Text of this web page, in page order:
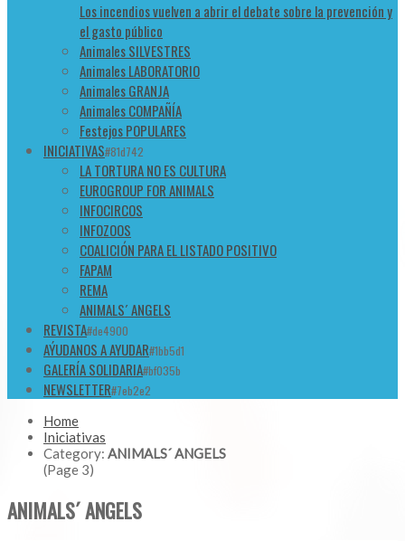
Los incendios vuelven a abrir el debate sobre la prevención y
el gasto público
Animales SILVESTRES
Animales LABORATORIO
Animales GRANJA
Animales COMPAÑÍA
Festejos POPULARES
INICIATIVAS#81d742
LA TORTURA NO ES CULTURA
EUROGROUP FOR ANIMALS
INFOCIRCOS
INFOZOOS
COALICIÓN PARA EL LISTADO POSITIVO
FAPAM
REMA
ANIMALS´ ANGELS
REVISTA#de4900
AÝUDANOS A AYUDAR#1bb5d1
GALERÍA SOLIDARIA#bf035b
NEWSLETTER#7eb2e2
Home
Iniciativas
Category: ANIMALS´ ANGELS
(Page 3)
ANIMALS´ ANGELS